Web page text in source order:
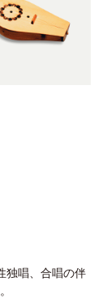
独唱、合唱の伴